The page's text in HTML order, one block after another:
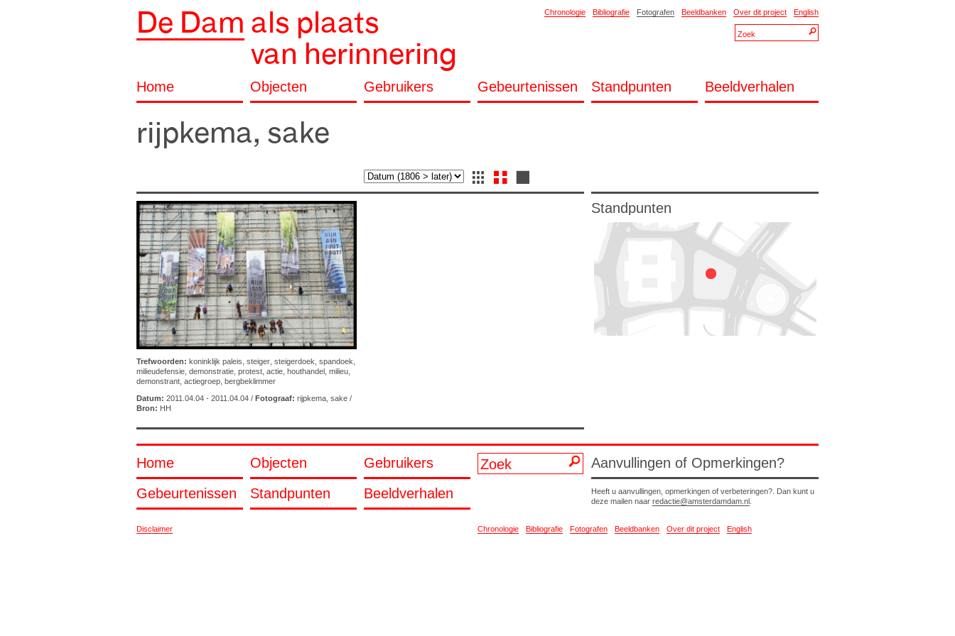
De Dam als plaats
van herinnering
Chronologie Bibliografie Fotografen Beeldbanken Over dit project English
Home Objecten Gebruikers Gebeurtenissen Standpunten Beeldverhalen
rijpkema, sake
Trefwoorden: koninklijk paleis steiger steigerdoek spandoek
milieudefensie demonstratie protest actie houthandel milieu
demonstrant actiegroep bergbeklimmer
Datum: 2011.04.04 - 2011.04.04 / Fotograaf: rijpkema, sake /
Bron: HH
Standpunten
Home Objecten
Gebruikers
Gebeurtenissen
Standpunten Beeldverhalen
Aanvullingen of Opmerkingen?
Heeft u aanvullingen, opmerkingen of verbeteringen?. Dan kunt u
deze mailen naar redactie@amsterdamdam.nl
Disclaimer Chronologie Bibliografie Fotografen Beeldbanken Over dit project English